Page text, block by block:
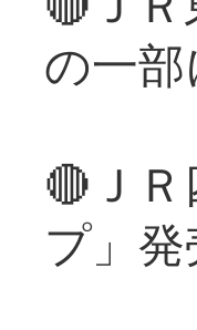
の一
🔴Ｊ
プ」発